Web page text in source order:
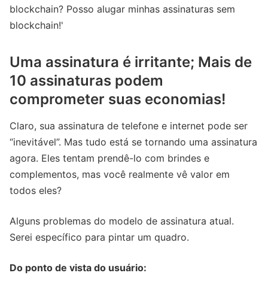
blockchain? Posso alugar minhas assinaturas sem
blockchain!'
Uma assinatura é irritante; Mais de
10 assinaturas podem
comprometer suas economias!
Claro, sua assinatura de telefone e internet pode ser
“inevitável”. Mas tudo está se tornando uma assinatura
agora. Eles tentam prendê-lo com brindes e
complementos, mas você realmente vê valor em
todos eles?
Alguns problemas do modelo de assinatura atual.
Serei específico para pintar um quadro.
Do ponto de vista do usuário: